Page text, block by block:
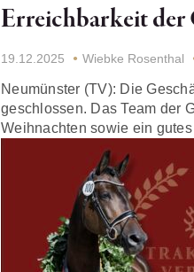
Erreichbarkeit der
19.12.2025 Wiebke Rosenthal
Neumünster (TV): Die
geschlossen. Das Team der
Weihnachten sowie ein